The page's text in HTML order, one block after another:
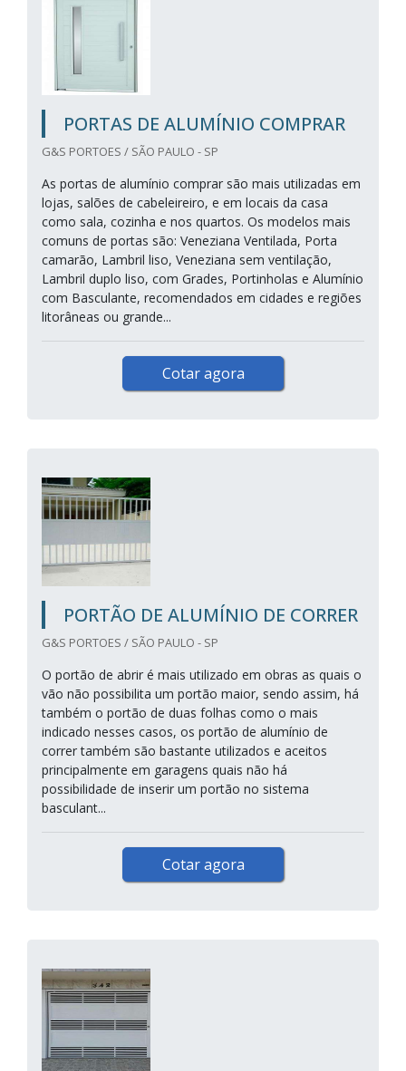
PORTAS DE ALUMÍNIO COMPRAR
G&S PORTOES / SÃO PAULO - SP
As portas de alumínio comprar são mais utilizadas em
lojas, salões de cabeleireiro, e em locais da casa
como sala, cozinha e nos quartos. Os modelos mais
comuns de portas são: Veneziana Ventilada, Porta
camarão, Lambril liso, Veneziana sem ventilação,
Lambril duplo liso, com Grades, Portinholas e Alumínio
com Basculante, recomendados em cidades e regiões
litorâneas ou grande...
Cotar agora
PORTÃO DE ALUMÍNIO DE CORRER
G&S PORTOES / SÃO PAULO - SP
O portão de abrir é mais utilizado em obras as quais o
vão não possibilita um portão maior, sendo assim, há
também o portão de duas folhas como o mais
indicado nesses casos, os portão de alumínio de
correr também são bastante utilizados e aceitos
principalmente em garagens quais não há
possibilidade de inserir um portão no sistema
basculant...
Cotar agora